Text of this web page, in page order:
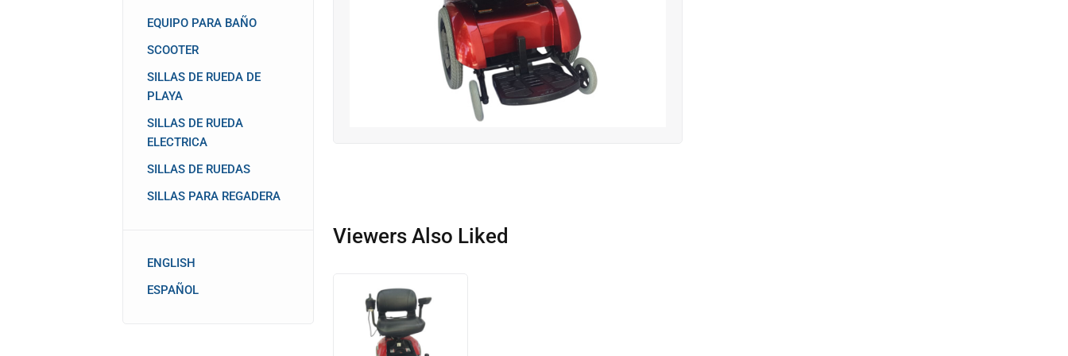
Viewers Also Liked
EQUIPO PARA BAÑO
SCOOTER
SILLAS DE RUEDA DE
PLAYA
SILLAS DE RUEDA
ELECTRICA
SILLAS DE RUEDAS
SILLAS PARA REGADERA
ENGLISH
ESPAÑOL